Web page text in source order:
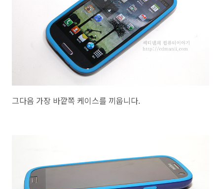
그다음 가장 바깥쪽 케이스를 끼웁니다.